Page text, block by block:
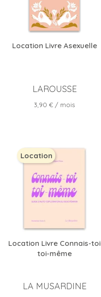
Location Livre Asexuelle
LAROUSSE
Prix
3,90 € / mois
Location Livre Connais-toi
toi-même
LA MUSARDINE
Location